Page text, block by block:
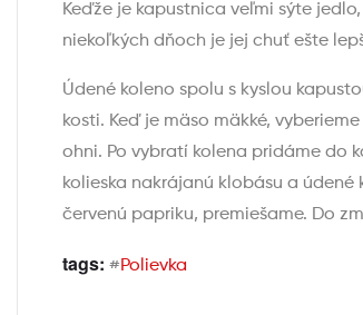
Keďže je kapustnica veľmi sýte
niekoľkých dňoch je jej chuť ešte
Údené koleno spolu s kyslou
kosti. Keď je mäso mäkké,
ohni. Po vybratí kolena pridáme do
kolieska nakrájanú klobásu a
červenú papriku, premiešame. Do
tags: #Polievka